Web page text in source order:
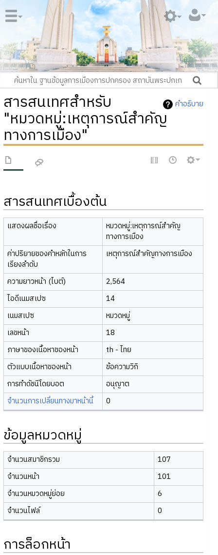
คำอธิบาย
สารสนเทศสำหรับ
"หมวดหมู่:เหตุการณ์สำคัญ
ทางการเมือง"
สารสนเทศเบื้องต้น
แสดงผลชื่อเรื่อง
หมวดหมู่:เหตุการณ์สำคัญ
ทางการเมือง
ค่าปริยายของคำหลักในการ
เรียงลำดับ
เหตุการณ์สำคัญทางการเมือง
ความยาวหน้า (ไบต์)
2,564
ไอดีเนมสเปซ
14
เนมสเปซ
หมวดหมู่
เลขหน้า
18
ภาษาของเนื้อหาของหน้า
th - ไทย
ตัวแบบเนื้อหาของหน้า
ข้อความวิกิ
การทำดัชนีโดยบอต
อนุญาต
จำนวนการเปลี่ยนทางมาหน้านี้
0
ข้อมูลหมวดหมู่
จำนวนสมาชิกรวม
107
จำนวนหน้า
101
จำนวนหมวดหมู่ย่อย
6
จำนวนไฟล์
0
การล็อกหน้า